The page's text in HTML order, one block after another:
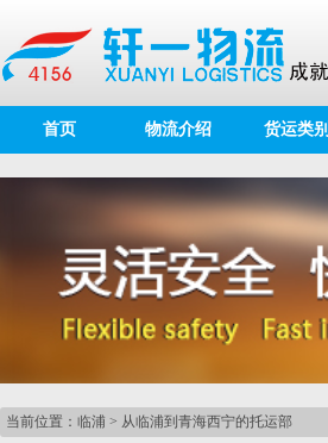
首页 物流介绍 货运类别
当前位置： 临浦 > 从临浦到青海西宁的托运部